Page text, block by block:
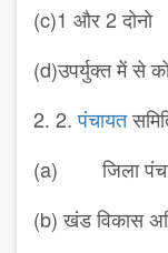
(c)1 और 2 दोनो
(d)उपर्युक्त में से
2. 2.पंचायत
(a) जिला पंचायत
(b) खंड विकास